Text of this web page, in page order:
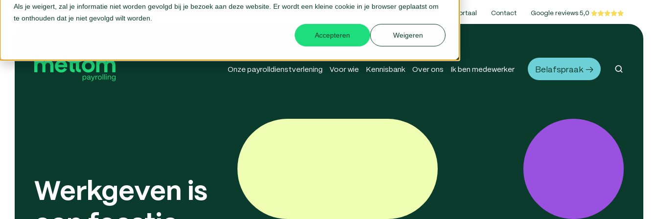
Als je weigert, zal je informatie niet worden gevolgd bij je bezoek aan deze website. Er wordt een kleine cookie in je browser geplaatst om
te onthouden dat je niet gevolgd wilt worden.
Accepteren Weigeren
Login Mettom Portaal Contact Google reviews 5,0
Onze payrolldienstverlening Voor wie Kennisbank Over ons Ik ben medewerker Belafspraak →
Werkgeven is